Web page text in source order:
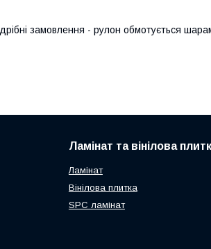
замовлення - рулон обмотується
Ламінат та вінілова
Ламінат
Вінілова плитка
SPC ламінат